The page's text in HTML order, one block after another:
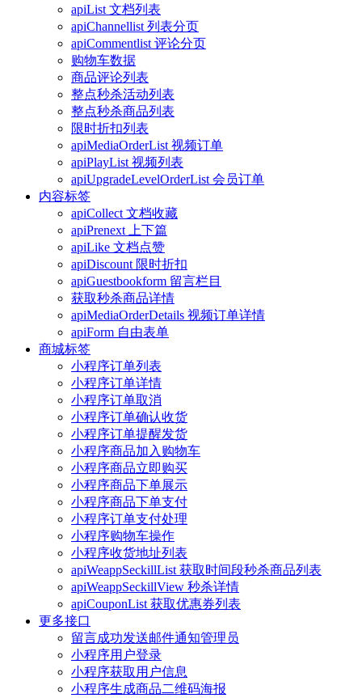
apiList 文档列表
apiChannellist 列表分页
apiCommentlist 评论分页
购物车数据
商品评论列表
整点秒杀活动列表
整点秒杀商品列表
限时折扣列表
apiMediaOrderList 视频订单
apiPlayList 视频列表
apiUpgradeLevelOrderList 会员订单
内容标签
apiCollect 文档收藏
apiPrenext 上下篇
apiLike 文档点赞
apiDiscount 限时折扣
apiGuestbookform 留言栏目
获取秒杀商品详情
apiMediaOrderDetails 视频订单详情
apiForm 自由表单
商城标签
小程序订单列表
小程序订单详情
小程序订单取消
小程序订单确认收货
小程序订单提醒发货
小程序商品加入购物车
小程序商品立即购买
小程序商品下单展示
小程序商品下单支付
小程序订单支付处理
小程序购物车操作
小程序收货地址列表
apiWeappSeckillList 获取时间段秒杀商品列表
apiWeappSeckillView 秒杀详情
apiCouponList 获取优惠券列表
更多接口
留言成功发送邮件通知管理员
小程序用户登录
小程序获取用户信息
小程序生成商品二维码海报